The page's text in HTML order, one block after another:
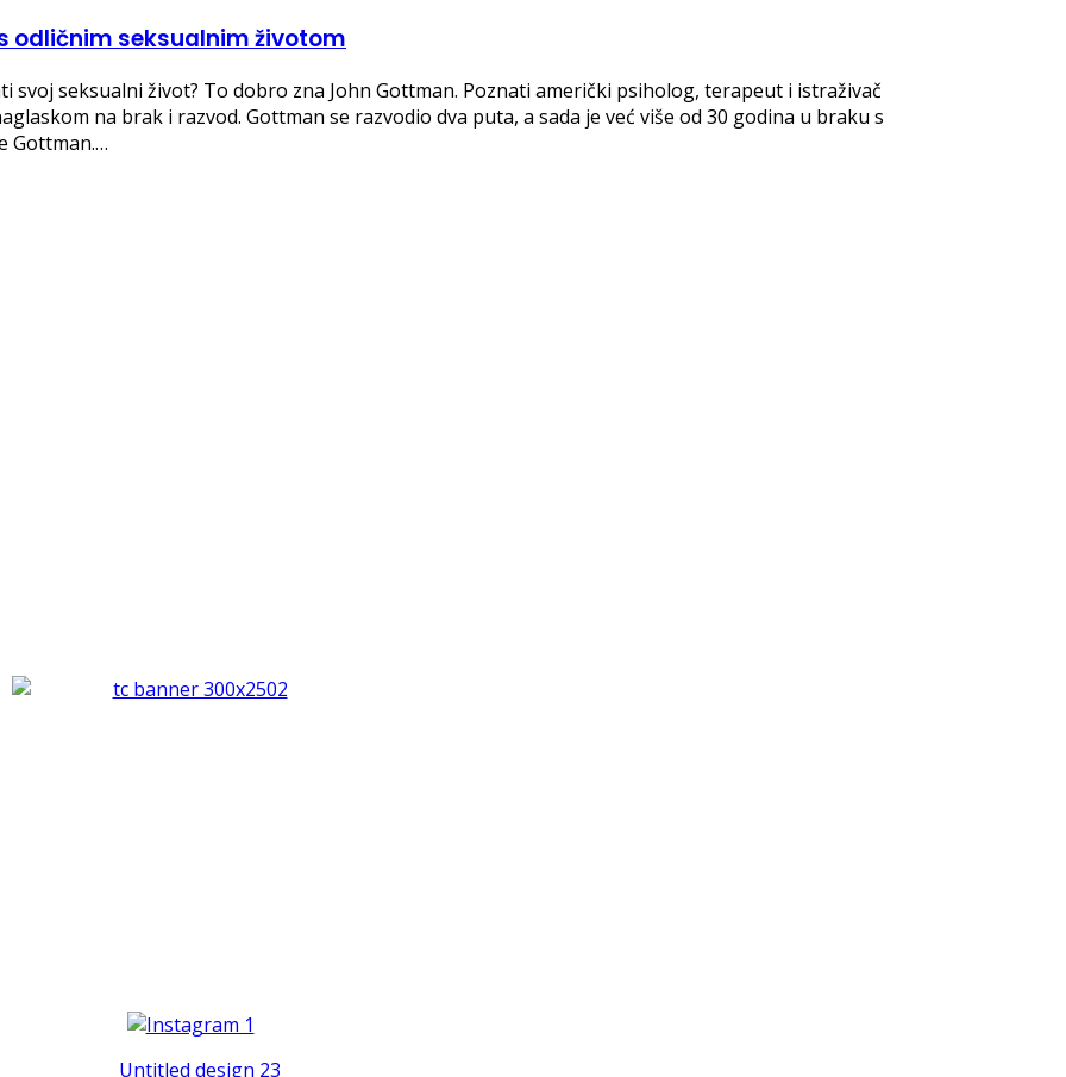
odličnim seksualnim životom
seksualni život? To dobro zna John Gottman. Poznati američki psiholog, terapeut i istraživač
na brak i razvod. Gottman se razvodio dva puta, a sada je već više od 30 godina u braku s
Gottman.…